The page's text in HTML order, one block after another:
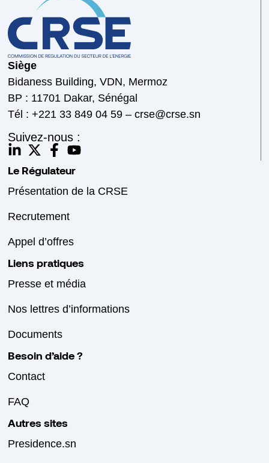
Siège
Bidaness Building, VDN, Mermoz
BP : 11701 Dakar, Sénégal
Tél : +221 33 849 04 59 – crse@crse.sn
Suivez-nous :
Le Régulateur
Présentation de la CRSE
Recrutement
Appel d’offres
Liens pratiques
Presse et média
Nos lettres d’informations
Documents
Besoin d’aide ?
Contact
FAQ
Autres sites
Presidence.sn